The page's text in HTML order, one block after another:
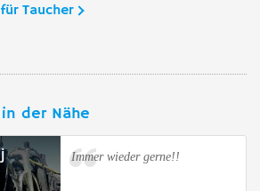
Taucher
der Nähe
Immer wieder gerne!!